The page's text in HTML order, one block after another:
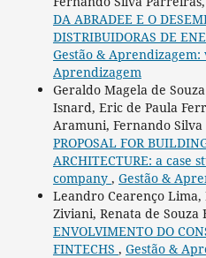
DA ABRADEE E O
DISTRIBUIDORAS DE
Gestão & Aprendizagem:
Aprendizagem
Geraldo Magela de
Isnard, Eric de Paula
Aramuni, Fernando
PROPOSAL FOR
ARCHITECTURE: a
company , Gestão &
Leandro Cearenço
Ziviani, Renata de Souza
ENVOLVIMENTO DO
FINTECHS , Gestão &